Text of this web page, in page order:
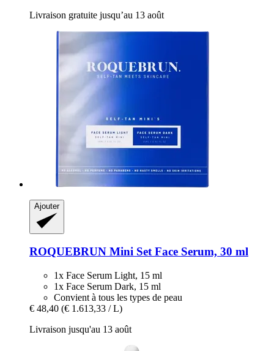
Livraison gratuite jusqu’au 13 août
Ajouter
ROQUEBRUN Mini Set Face Serum, 30 ml
1x Face Serum Light, 15 ml
1x Face Serum Dark, 15 ml
Convient à tous les types de peau
€ 48,40 (€ 1.613,33 / L)
Livraison jusqu'au 13 août